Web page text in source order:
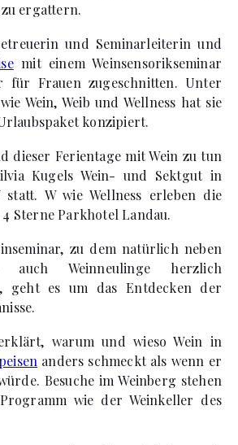
zu ergattern.
und Seminarleiterin und
mit einem Weinsensorikseminar
für Frauen zugeschnitten. Unter
Wein, Weib und Wellness hat sie
konzipiert.
dieser Ferientage mit Wein zu tun
Kugels Wein- und Sektgut in
statt. W wie Wellness erleben die
Sterne Parkhotel Landau.
zu dem natürlich neben
auch Weinneulinge herzlich
geht es um das Entdecken der
warum und wieso Wein in
anders schmeckt als wenn er
Besuche im Weinberg stehen
wie der Weinkeller des